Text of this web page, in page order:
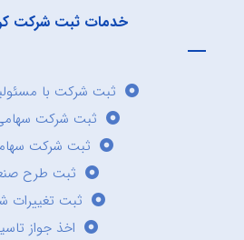
خدمات ثبت شرکت
ثبت شرکت با
ثبت شرکت
ثبت شرکت
ثبت طرح
ثبت تغییرات
اخذ جواز